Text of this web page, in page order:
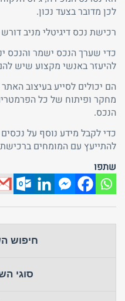
לכן מדובר בצעד נכון.
רכישת נכס דיגיטלי מניב
כדי שערך הנכס ישמר והנכס
להיעזר באנשי מקצוע שיש
הם יכולים לסייע בעיצוב האתר
מחקר ופיתוח של כל
הנכס.
כדי לקבל מידע נוסף על
להתייעץ עם המומחים ברכישת
שתפו
חיפוש
סוגי